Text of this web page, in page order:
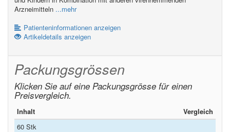
Arzneimitteln ...mehr
Patienteninformationen anzeigen
Artikeldetails anzeigen
Packungsgrössen
Klicken Sie auf eine Packungsgrösse für einen
Preisvergleich.
Inhalt
Vergleich
60 Stk